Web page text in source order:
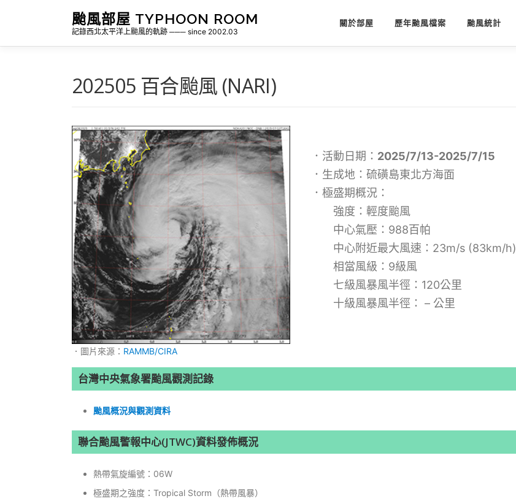
要
颱風部屋 TYPHOON ROOM
記錄西北太平洋上颱風的軌跡 ─── since 2002.03
關於部屋 歷年颱風檔案 颱風統計
202505 百合颱風 (NARI)
．活動日期： 2025/7/13-2025/7/15
．生成地：硫磺島東北方海面
．極盛期概況：
強度：輕度颱風
中心氣壓：988百帕
中心附近最大風速：23m/s (83km/h)
相當風級：9級風
七級風暴風半徑：120公里
十級風暴風半徑： – 公里
．圖片來源： RAMMB/CIRA
台灣中央氣象署颱風觀測記錄
颱風概況與觀測資料
聯合颱風警報中心(JTWC)資料發佈概況
熱帶氣旋編號：06W
極盛期之強度：Tropical Storm（熱帶風暴）